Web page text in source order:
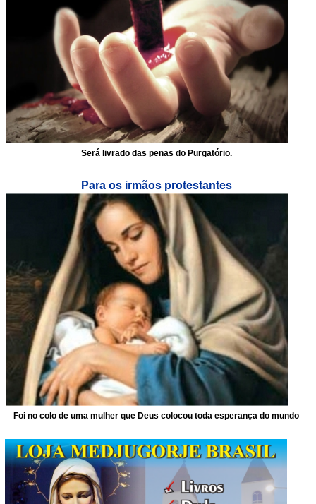
Será livrado das penas do Purgatório.
Para os irmãos protestantes
Foi no colo de uma mulher que Deus colocou toda esperança do mundo